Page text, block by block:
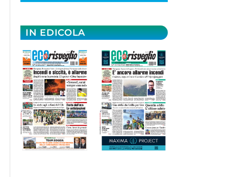
IN EDICOLA